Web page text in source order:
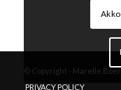
© Copyright - Marelle
PRIVACY POLICY